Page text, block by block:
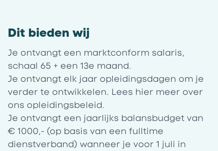
Dit bieden wij
Je ontvangt een marktconform salaris,
schaal 65 + een 13e maand.
Je ontvangt elk jaar opleidingsdagen om je
verder te ontwikkelen. Lees hier meer over
ons opleidingsbeleid.
Je ontvangt een jaarlijks balansbudget van
€ 1000,- (op basis van een fulltime
dienstverband) wanneer je voor 1 juli in